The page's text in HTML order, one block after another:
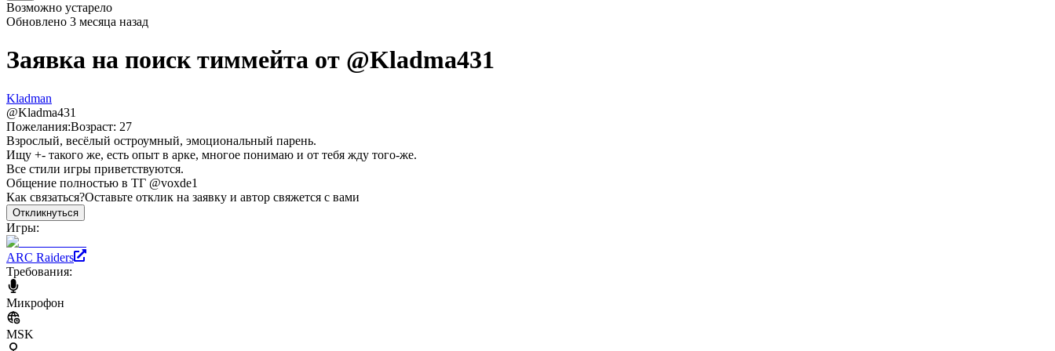
Возможно устарело
Обновлено 3 месяца назад
Заявка на поиск тиммейта от @Kladma431
Kladman
@Kladma431
Пожелания:Возраст: 27
Взрослый, весёлый остроумный, эмоциональный парень.
Ищу +- такого же, есть опыт в арке, многое понимаю и от тебя жду того-же.
Все стили игры приветствуются.
Общение полностью в ТГ @voxde1
Как связаться?Оставьте отклик на заявку и автор свяжется с вами
Откликнуться
Игры:
ARC Raiders
Требования:
Микрофон
MSK